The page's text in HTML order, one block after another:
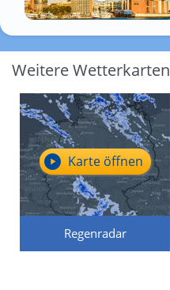
Weitere Wetterkarten
Regenradar
Karte öffnen